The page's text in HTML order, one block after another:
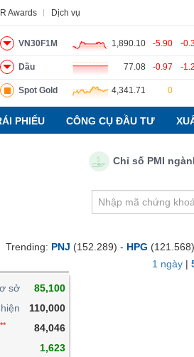
IR Awards Dịch vụ
VN30F1M 1,890.10 -5.90 -
Dầu 77.08 -0.97 -
Spot Gold 4,341.71 0
PHIẾU CÔNG CỤ ĐẦU TƯ
Chỉ số PMI ngành
sở
85,100
110,000
**
84,046
1,623
Trending: PNJ (152.289) - HPG
1 ngày |
tích Thuật ngữ Dịch vụ
PHÁI SINH
TRÁI PHIẾU
CÔNG CỤ ĐẦU TƯ
XUẤT DỮ LIỆU